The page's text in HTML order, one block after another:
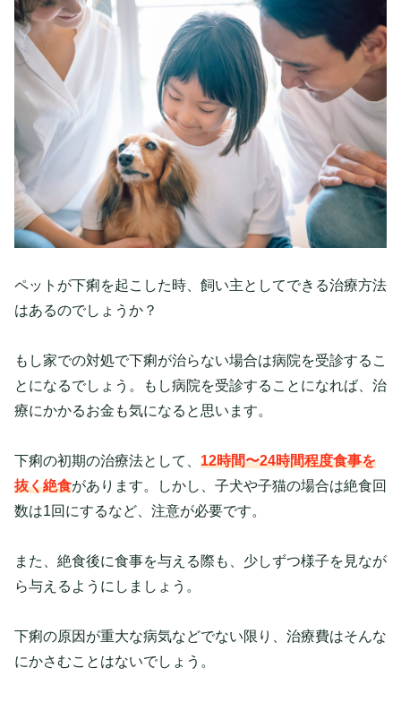
ペットが下痢を起こした時、飼い主としてできる治療方法
はあるのでしょうか？
もし家での対処で下痢が治らない場合は病院を受診するこ
とになるでしょう。もし病院を受診することになれば、治
療にかかるお金も気になると思います。
下痢の初期の治療法として、 12時間〜24時間程度食事を
抜く絶食があります。しかし、子犬や子猫の場合は絶食回
数は1回にするなど、注意が必要です。
また、絶食後に食事を与える際も、少しずつ様子を見なが
ら与えるようにしましょう。
下痢の原因が重大な病気などでない限り、治療費はそんな
にかさむことはないでしょう。